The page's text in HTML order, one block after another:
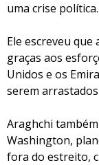
uma crise política.
Ele escreveu
graças aos
Unidos e os
serem
Araghchi
Washington,
fora do estreito,